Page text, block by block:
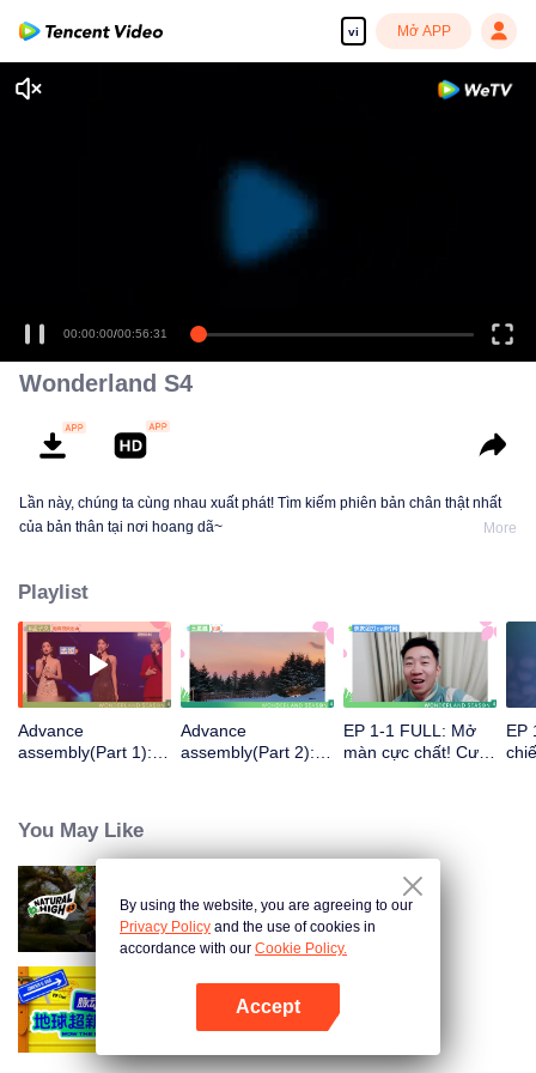
vi Mở APP
00:00:00/00:56:31
Wonderland S4
Lần này, chúng ta cùng nhau xuất phát! Tìm kiếm phiên bản chân thật nhất
của bản thân tại nơi hoang dã~
More
Playlist
Advance
assembly(Part 1):
Advance
assembly(Part 2):
EP 1-1 FULL: Mở
màn cực chất! Cư
EP
You May Like
Natural High S3
Wow The World
By using the website, you are agreeing to our
Privacy Policy and the use of cookies in
accordance with our Cookie Policy.
Accept